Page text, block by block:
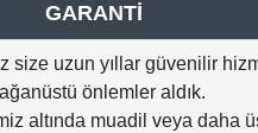
GARANTİ
size uzun yıllar güvenilir
önlemler aldık.
altında muadil veya daha